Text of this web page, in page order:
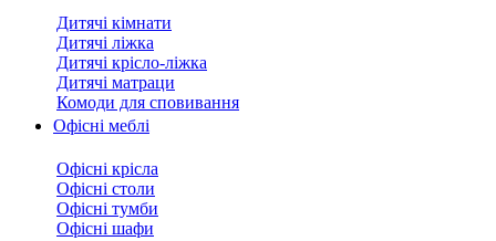
Дитячі кімнати
Дитячі ліжка
Дитячі крісло-ліжка
Дитячі матраци
Комоди для сповивання
Офісні меблі
Офісні крісла
Офісні столи
Офісні тумби
Офісні шафи